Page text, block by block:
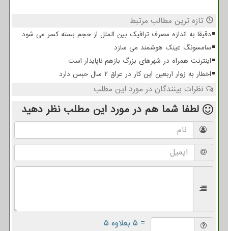
تازه ترین مطالب مرتبط
دقیقا به اندازه مصرف ترافیک بین الملل از حجم بسته کسر می شود
سامسونگ عینک هوشمند می سازد
اینترنت همراه در شهرهای بزرگ بازهم ناپایدار است
اخطار به زوار اربعین این کار در عراق ۲ سال حبس دارد
نظرات بینندگان در مورد این مطلب
لطفا شما هم در مورد این مطلب نظر دهید
= ۵ بعلاوه ۵